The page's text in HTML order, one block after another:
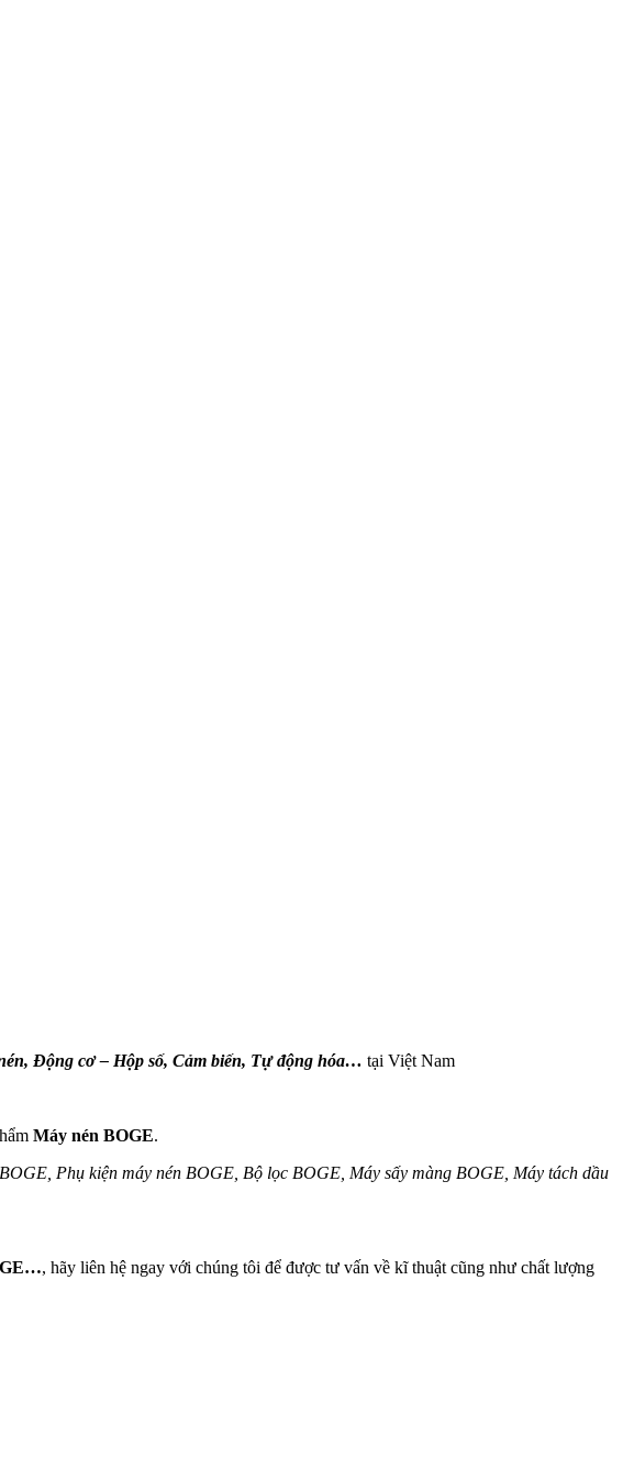
Động cơ – Hộp số, Cảm biến, Tự động hóa… tại Việt Nam
Máy nén BOGE.
Phụ kiện máy nén BOGE, Bộ lọc BOGE, Máy sấy màng BOGE, Máy tách dầu
, hãy liên hệ ngay với chúng tôi để được tư vấn về kĩ thuật cũng như chất lượng